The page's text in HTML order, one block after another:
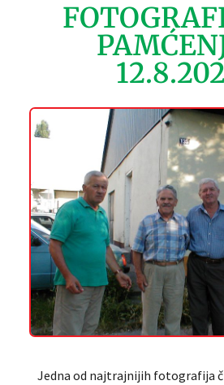
Jedna od najtrajnijih fotografija